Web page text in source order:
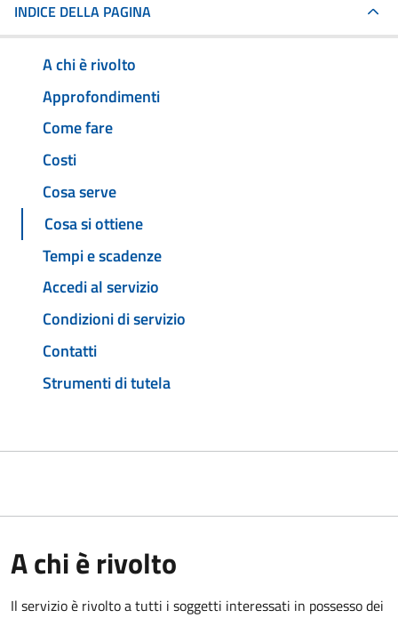
INDICE DELLA PAGINA
A chi è rivolto
Approfondimenti
Come fare
Costi
Cosa serve
Cosa si ottiene
Tempi e scadenze
Accedi al servizio
Condizioni di servizio
Contatti
Strumenti di tutela
A chi è rivolto
Il servizio è rivolto a tutti i soggetti interessati in possesso dei